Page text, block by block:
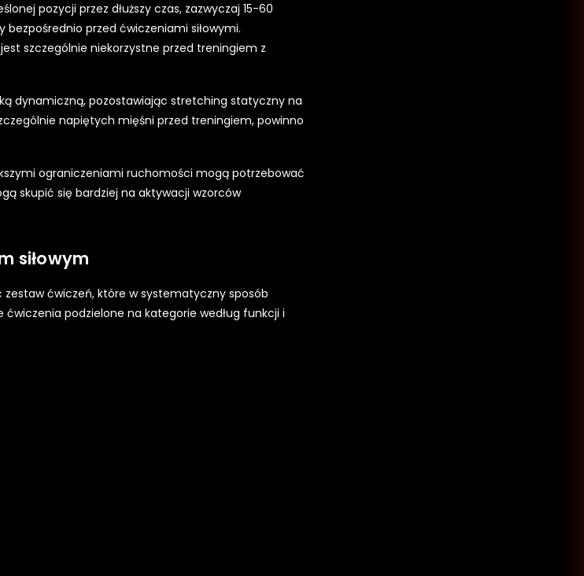
pozycji przez dłuższy czas, zazwyczaj 15-60
przed ćwiczeniami siłowymi.
szczególnie niekorzystne przed treningiem z
dynamiczną, pozostawiając stretching statyczny na
napiętych mięśni przed treningiem, powinno
ograniczeniami ruchomości mogą potrzebować
skupić się bardziej na aktywacji wzorców
siłowym
ćwiczeń, które w systematyczny sposób
podzielone na kategorie według funkcji i